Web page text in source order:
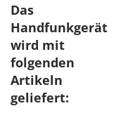
Das
Handfunkgerät
wird mit
folgenden
Artikeln
geliefert: